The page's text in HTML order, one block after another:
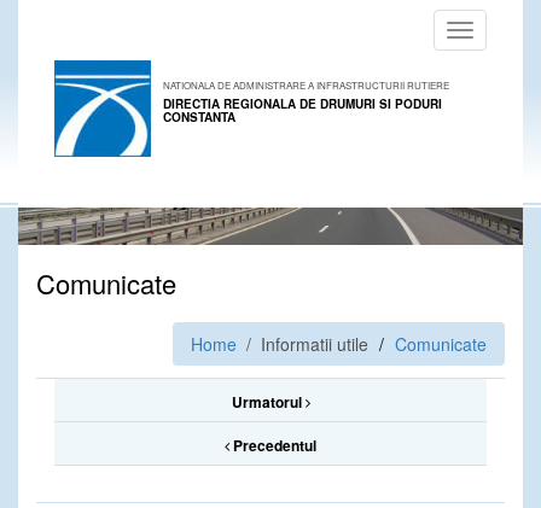
Toggle
navigation
NATIONALA DE ADMINISTRARE A INFRASTRUCTURII RUTIERE
DIRECTIA REGIONALA DE DRUMURI SI PODURI
CONSTANTA
Comunicate
Home / Informatii utile Comunicate
Urmatorul
Precedentul